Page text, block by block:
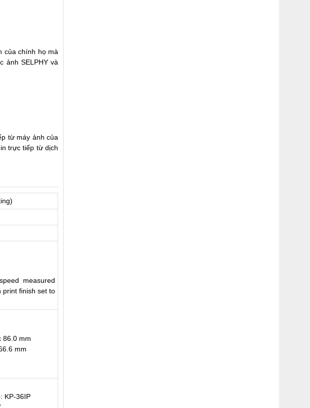
của chính họ mà
ảnh SELPHY và
từ máy ảnh của
trực tiếp từ dịch
measured
print finish set to
86.0 mm
mm
KP-36IP